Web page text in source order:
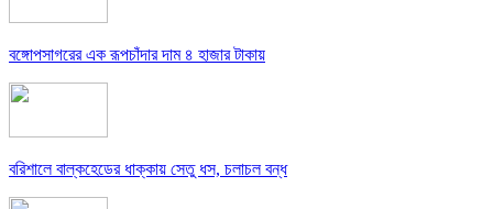
বঙ্গোপসাগরের এক রূপচাঁদার দাম ৪ হাজার টাকায়
বরিশালে বাল্কহেডের ধাক্কায় সেতু ধস, চলাচল বন্ধ